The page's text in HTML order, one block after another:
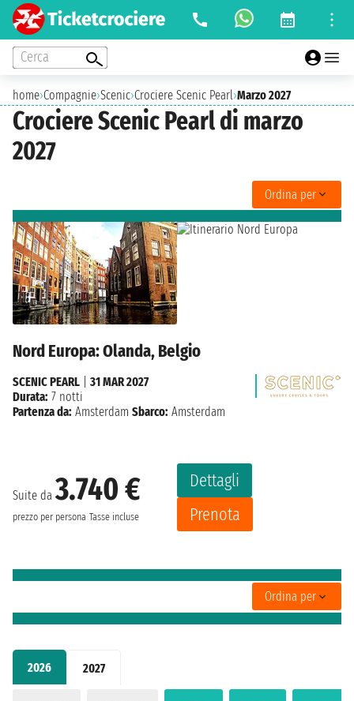
Cerca
home›Compagnie›Scenic›Crociere Scenic Pearl›Marzo 2027
Crociere Scenic Pearl di marzo
2027
2026 2027
Ordina per
Nord Europa: Olanda, Belgio
Suite da3.740 €
prezzo per persona Tasse incluse
Dettagli
Prenota
SCENIC PEARL
31 MAR 2027
Durata: 7 notti
Partenza da: Amsterdam Sbarco: Amsterdam
Ordina per